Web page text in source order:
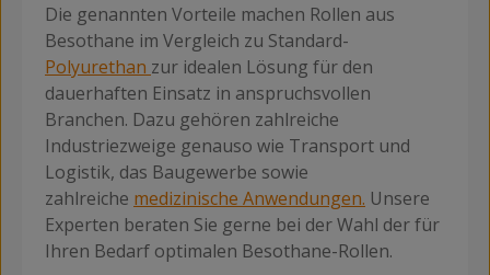
Die genannten Vorteile machen Rollen aus
Besothane im Vergleich zu Standard-
Polyurethan zur idealen Lösung für den
dauerhaften Einsatz in anspruchsvollen
Branchen. Dazu gehören zahlreiche
Industriezweige genauso wie Transport und
Logistik, das Baugewerbe sowie
zahlreiche medizinische Anwendungen. Unsere
Experten beraten Sie gerne bei der Wahl der für
Ihren Bedarf optimalen Besothane-Rollen.